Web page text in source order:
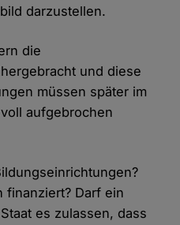
darzustellen.
die
und diese
müssen später im
aufgebrochen
finanziert? Darf ein
es zulassen, dass